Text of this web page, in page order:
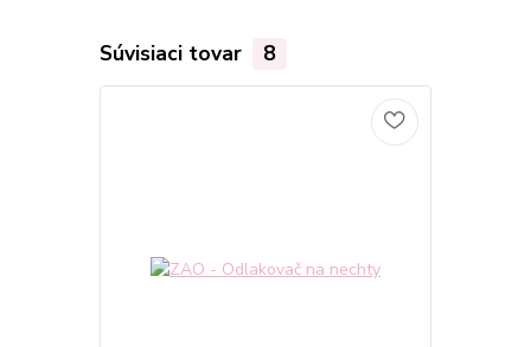
Súvisiaci tovar 8